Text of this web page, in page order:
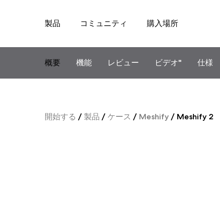
製品 コミュニティ 購入場所
概要
機能 レビュー ビデオ" 仕様
開始する /製品 /ケース / Meshify/ Meshify 2